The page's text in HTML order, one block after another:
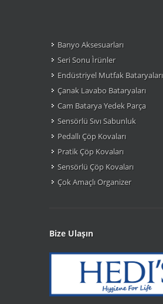
Banyo Aksesuarları
Seri Sonu Ìrünler
Endüstriyel Mutfak Bataryaları
Çanak Lavabo Bataryaları
Cam Batarya Yedek Parça
Sensörlü Sıvı Sabunluk
Pedallı Çöp Kovaları
Pratik Çöp Kovaları
Sensörlü Çöp Kovaları
Çok Amaçlı Organizer
Bize Ulaşın